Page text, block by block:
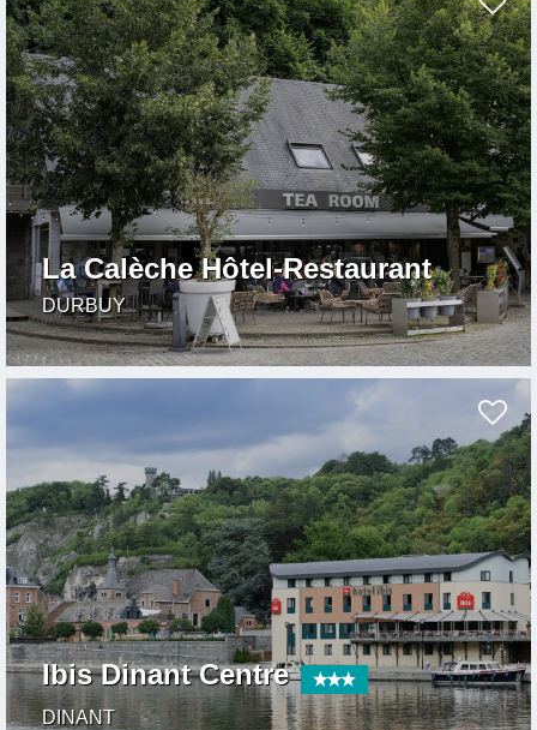
La Calèche Hôtel-Restaurant
DURBUY
Ibis Dinant Centre
DINANT